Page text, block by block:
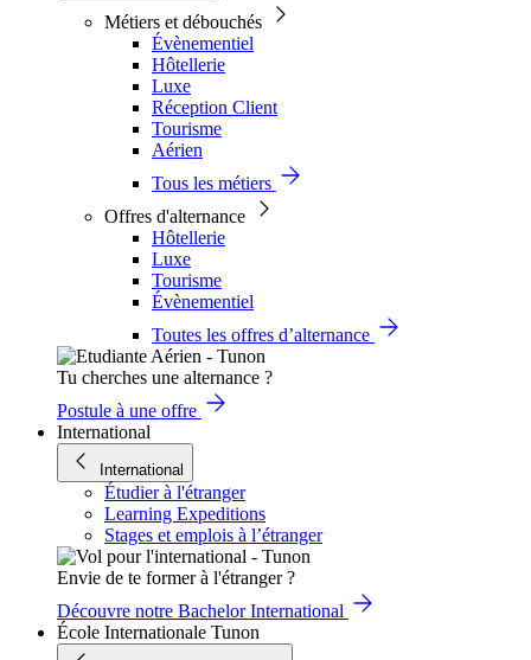
Métiers et débouchés
Évènementiel
Hôtellerie
Luxe
Réception Client
Tourisme
Aérien
Tous les métiers
Offres d'alternance
Hôtellerie
Luxe
Tourisme
Évènementiel
Toutes les offres d’alternance
Tu cherches une alternance ?
Postule à une offre
International
International
Étudier à l'étranger
Learning Expeditions
Stages et emplois à l’étranger
Envie de te former à l'étranger ?
Découvre notre Bachelor International
École Internationale Tunon